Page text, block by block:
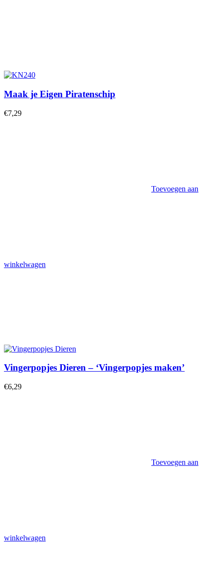
Maak je Eigen Piratenschip
€7,29
Toevoegen aan
winkelwagen
Vingerpopjes Dieren – ‘Vingerpopjes maken’
€6,29
Toevoegen aan
winkelwagen